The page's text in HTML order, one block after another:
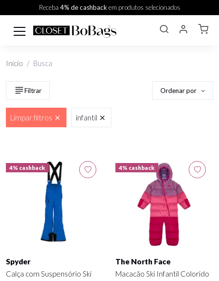
Receba 4% de cashbackem produtos selecionados
Início Busca
Filtrar Ordenar por
Limpar filtros infantil
4% cashback
Spyder
Calça com Suspensório Ski
4% cashback
The North Face
Macacão Ski Infantil Colorido